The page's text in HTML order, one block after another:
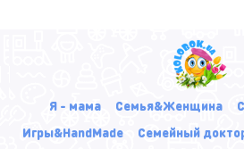
Я - мама Семья&Женщина
Игры&HandMade
Семейный